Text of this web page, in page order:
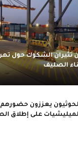
تثيران الشكوك حول
الصليف
يعززون حضورهم
على إطلاق